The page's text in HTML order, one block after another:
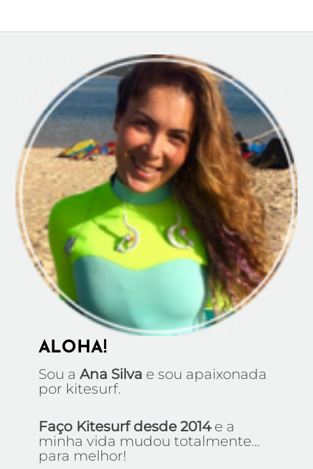
ALOHA!
Sou a Ana Silva e sou apaixonada
por kitesurf.
Faço Kitesurf desde 2014e a
minha vida mudou totalmente...
para melhor!